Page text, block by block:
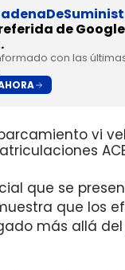
de
con las
que se
que los
más allá